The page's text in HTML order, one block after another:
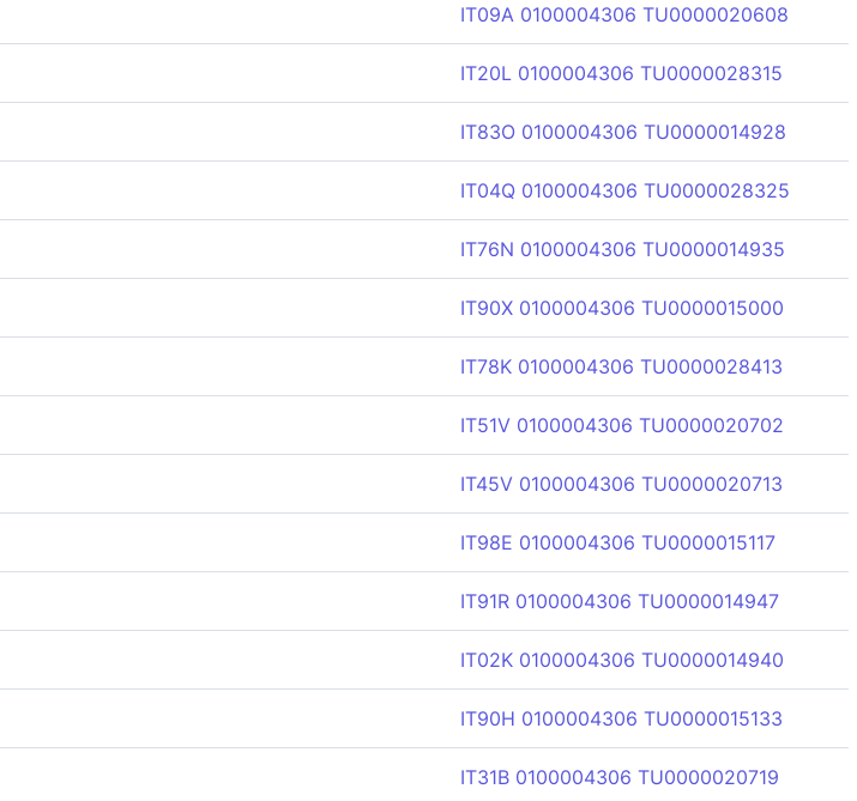
IT09A 0100004306 TU0000020608
IT20L 0100004306 TU0000028315
IT83O 0100004306 TU0000014928
IT04Q 0100004306 TU0000028325
IT76N 0100004306 TU0000014935
IT90X 0100004306 TU0000015000
IT78K 0100004306 TU0000028413
IT51V 0100004306 TU0000020702
IT45V 0100004306 TU0000020713
IT98E 0100004306 TU0000015117
IT91R 0100004306 TU0000014947
IT02K 0100004306 TU0000014940
IT90H 0100004306 TU0000015133
IT31B 0100004306 TU0000020719